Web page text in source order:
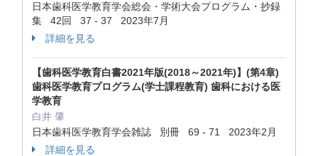
日本歯科医学教育学会総会・学術大会プログラム・抄録
集 42回 37 - 37 2023年7月
詳細を見る
【歯科医学教育白書2021年版(2018～2021年)】(第4章)
歯科医学教育プログラム(学士課程教育) 歯科における医
学教育
白井 肇
日本歯科医学教育学会雑誌 別冊 69 - 71 2023年2月
詳細を見る